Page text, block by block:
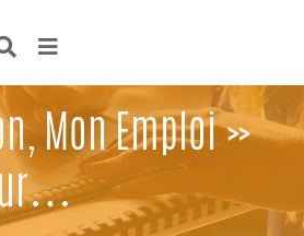
Mon Emploi »